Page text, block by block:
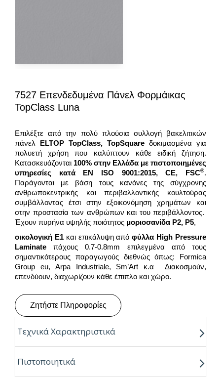
7527 Επενδεδυμένα Πάνελ Φορμάικας
TopClass Luna
Επιλέξτε από την πολύ πλούσια συλλογή βακελιτικών
πάνελ ELTOP TopClass, TopSquare δοκιμασμένα για
πολυετή χρήση που καλύπτουν κάθε ειδική ζήτηση.
Κατασκευάζονται 100% στην Ελλάδα με πιστοποιημένες
υπηρεσίες κατά EN ISO 9001:2015,CE, FSC®.
Παράγονται με βάση τους κανόνες της σύγχρονης
ανθρωποκεντρικής και περιβαλλοντικής κουλτούρας
συμβάλλοντας έτσι στην εξοικονόμηση χρημάτων και
στην προστασία των ανθρώπων και του περιβάλλοντος.
Έχουν πυρήνα υψηλής ποιότητος μοριοσανίδα P2, P5,
οικολογική Ε1 και επικάλυψη απόφύλλα High Pressure
Laminate πάχους 0.7-0.8mm επιλεγμένα από τους
σημαντικότερους παραγωγούς διεθνώς όπως: Formica
Group eu, Arpa Industriale, Sm’Art κ.α Διακοσμούν,
επενδύουν, διαχωρίζουν κάθε έπιπλο και χώρο.
Ζητήστε Πληροφορίες
Τεχνικά Χαρακτηριστικά
Παραγόμενα πάχη:
Πιστοποιητικά